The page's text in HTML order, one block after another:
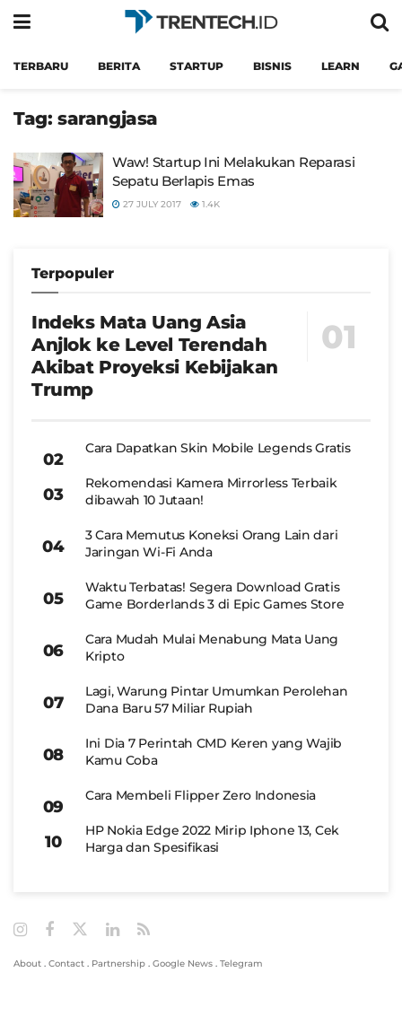
TERBARU BERITA STARTUP BISNIS LEARN
Tag: sarangjasa
Waw! Startup Ini Melakukan Reparasi
Sepatu Berlapis Emas
27 JULY 2017 1.4K
Terpopuler
Indeks Mata Uang Asia
Anjlok ke Level Terendah
Akibat Proyeksi Kebijakan
Trump
Cara Dapatkan Skin Mobile Legends Gratis
Rekomendasi Kamera Mirrorless Terbaik
dibawah 10 Jutaan!
3 Cara Memutus Koneksi Orang Lain dari
Jaringan Wi-Fi Anda
Waktu Terbatas! Segera Download Gratis
Game Borderlands 3 di Epic Games Store
Cara Mudah Mulai Menabung Mata Uang
Kripto
Lagi, Warung Pintar Umumkan Perolehan
Dana Baru 57 Miliar Rupiah
Ini Dia 7 Perintah CMD Keren yang Wajib
Kamu Coba
Cara Membeli Flipper Zero Indonesia
HP Nokia Edge 2022 Mirip Iphone 13, Cek
Harga dan Spesifikasi
About . Contact . Partnership . Google News . Telegram